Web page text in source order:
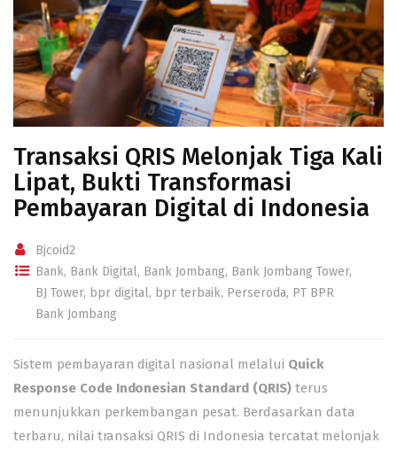
Transaksi QRIS Melonjak Tiga Kali
Lipat, Bukti Transformasi
Pembayaran Digital di Indonesia
Bjcoid2
Bank, Bank Digital, Bank Jombang, Bank Jombang Tower,
BJ Tower, bpr digital, bpr terbaik, Perseroda, PT BPR
Bank Jombang
Sistem pembayaran digital nasional melalui Quick
Response Code Indonesian Standard (QRIS)terus
menunjukkan perkembangan pesat. Berdasarkan data
terbaru, nilai transaksi QRIS di Indonesia tercatat melonjak